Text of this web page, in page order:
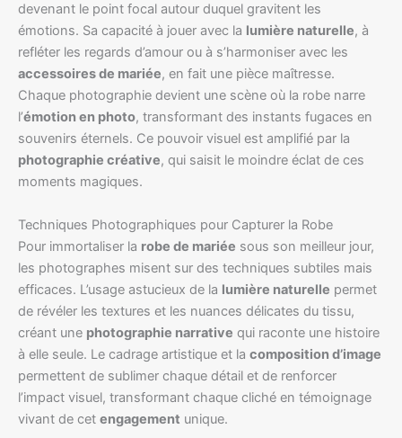
devenant le point focal autour duquel gravitent les
émotions. Sa capacité à jouer avec la lumière naturelle, à
refléter les regards d’amour ou à s’harmoniser avec les
accessoires de mariée, en fait une pièce maîtresse.
Chaque photographie devient une scène où la robe narre
l’émotion en photo, transformant des instants fugaces en
souvenirs éternels. Ce pouvoir visuel est amplifié par la
photographie créative, qui saisit le moindre éclat de ces
moments magiques.
Techniques Photographiques pour Capturer la Robe
Pour immortaliser la robe de mariée sous son meilleur jour,
les photographes misent sur des techniques subtiles mais
efficaces. L’usage astucieux de la lumière naturelle permet
de révéler les textures et les nuances délicates du tissu,
créant une photographie narrative qui raconte une histoire
à elle seule. Le cadrage artistique et la composition d’image
permettent de sublimer chaque détail et de renforcer
l’impact visuel, transformant chaque cliché en témoignage
vivant de cet engagement unique.